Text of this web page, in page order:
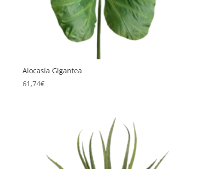
Alocasia Gigantea
61,74€